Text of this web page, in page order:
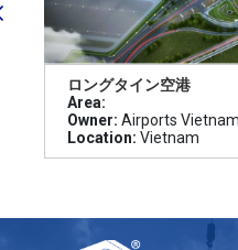
ロングタイン空港
Area:
Owner: Airports
Location: Vietnam